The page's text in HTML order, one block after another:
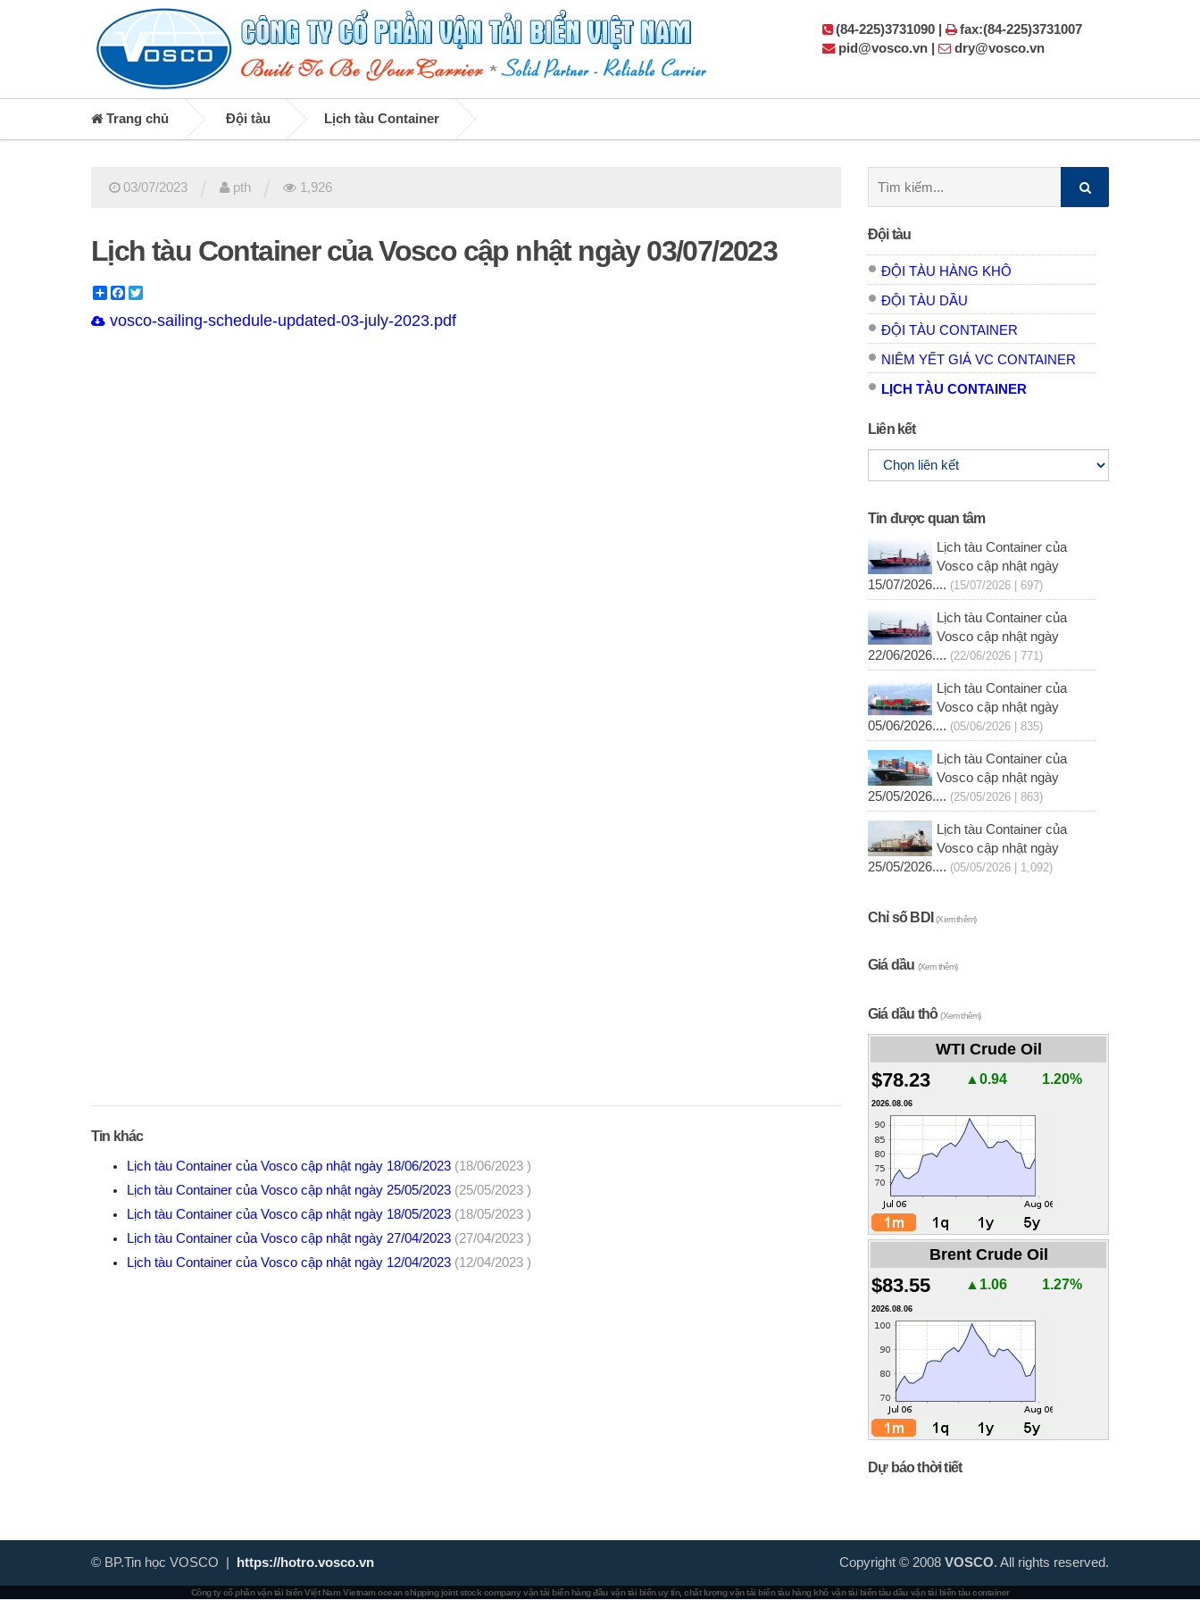
(84-225)3731090 |
fax:(84-225)3731007
pid@vosco.vn |
dry@vosco.vn
Trang chủ Đội tàu Lịch tàu Container
03/07/2023 pth 1,926
Lịch tàu Container của Vosco cập nhật ngày 03/07/2023
ShareFacebook
vosco-sailing-schedule-updated-03-july-2023.pdf
Tin khác
Lịch tàu Container của Vosco cập nhật ngày 18/06/2023 (18/06/2023 )
Lịch tàu Container của Vosco cập nhật ngày 25/05/2023 (25/05/2023 )
Lịch tàu Container của Vosco cập nhật ngày 18/05/2023 (18/05/2023 )
Lịch tàu Container của Vosco cập nhật ngày 27/04/2023 (27/04/2023 )
Lịch tàu Container của Vosco cập nhật ngày 12/04/2023 (12/04/2023 )
kiếm:
Đội tàu
ĐỘI TÀU HÀNG KHÔ
ĐỘI TÀU DẦU
ĐỘI TÀU CONTAINER
NIÊM YẾT GIÁ VC CONTAINER
LỊCH TÀU CONTAINER
Liên kết
Tin được quan tâm
Lịch tàu Container của
Vosco cập nhật ngày
15/07/2026.... (15/07/2026 | 697)
Lịch tàu Container của
Vosco cập nhật ngày
22/06/2026.... (22/06/2026 | 771)
Lịch tàu Container của
Vosco cập nhật ngày
05/06/2026.... (05/06/2026 | 835)
Lịch tàu Container của
Vosco cập nhật ngày
25/05/2026.... (25/05/2026 | 863)
Lịch tàu Container của
Vosco cập nhật ngày
25/05/2026.... (05/05/2026 | 1,092)
Chỉ số BDI(Xem thêm)
Giá dầu (Xem thêm)
Giá dầu thô(Xem thêm)
WTI Crude Oil
$78.23 ▲0.94 1.20%
2026.08.06
Brent Crude Oil
$83.55 ▲1.06 1.27%
2026.08.06
Dự báo thời tiết
© BP.Tin học VOSCO | https://hotro.vosco.vn Copyright © 2008 VOSCO. All rights reserved.
Công ty cổ phần vận tải biển Việt Nam Vietnam ocean shipping joint stock company vận tải biển hàng đầu vận tải biển uy tín, chất lượng vận tải biển tàu hàng khô vận tải biển tàu dầu vận tải biển tàu container